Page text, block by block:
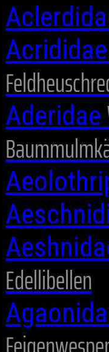
Aderidae
Edellibellen